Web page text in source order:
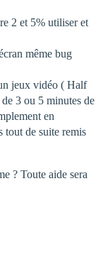
2 et 5% utiliser et
même bug
jeux vidéo ( Half
3 ou 5 minutes de
en
tout de suite remis
? Toute aide sera